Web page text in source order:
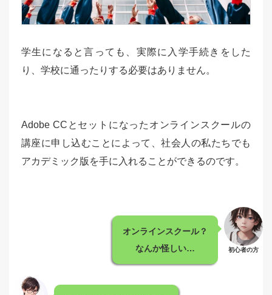
学生になると言っても、実際に入学手続きをした
り、学校に通ったりする必要はありません。
Adobe CCとセットになったオンラインスクールの
講座に申し込むことによって、社会人の私たちでも
アカデミック版を手に入れることができるのです。
オンラインスクール？
なんか怪しい…
初心者の方